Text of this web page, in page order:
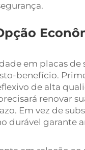
em placas de
benefício.
de alta
renovar
Em vez de
durável garante